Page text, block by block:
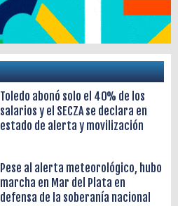
Toledo abonó solo el 40% de los
salarios y el SECZA se declara en
estado de alerta y movilización
Pese al alerta meteorológico, hubo
marcha en Mar del Plata en
defensa de la soberanía nacional